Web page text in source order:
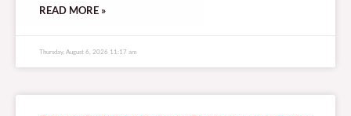
READ MORE »
Thursday, August 6, 2026 11:17 am